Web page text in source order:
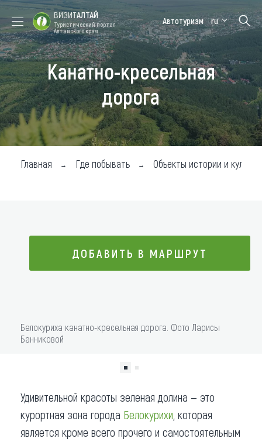
Форум VISIT
ALTAI
Цветение
маральника
Медицинский
форум
Алтайская
зимовка
Туры
Где побывать
Карта
Коллекция впечатлений
ВИЗИТАЛТАЙ
Туристический портал
Алтайского края
Автотуризм ru
Канатно-кресельная
дорога
Главная Где побывать Объекты истории и
ДОБАВИТЬ В МАРШРУТ
Белокуриха канатно-кресельная дорога. Фото Ларисы
Банниковой
Удивительной красоты зеленая долина — это
курортная зона города Белокурихи , которая
является кроме всего прочего и самостоятельным